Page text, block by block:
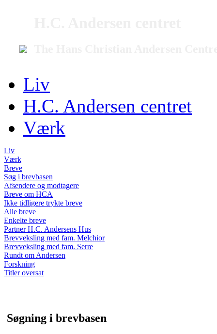
Liv
H.C. Andersen centret
Værk
Liv
Værk
Breve
Søg i brevbasen
Afsendere og modtagere
Breve om HCA
Ikke tidligere trykte breve
Alle breve
Enkelte breve
Partner H.C. Andersens Hus
Brevveksling med fam. Melchior
Brevveksling med fam. Serre
Rundt om Andersen
Forskning
Titler oversat
Søgning i brevbasen